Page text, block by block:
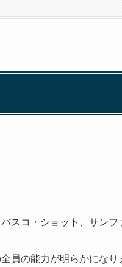
スコ・ショット、サンフ
員の能力が明らかになり